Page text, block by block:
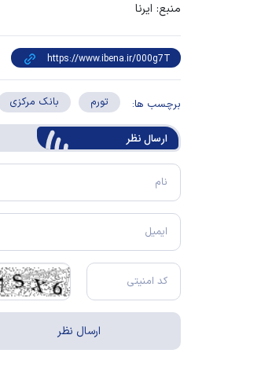
منبع: ایرنا
برچسب ها: تورم بانک مرکزی
ارسال‌ نظر